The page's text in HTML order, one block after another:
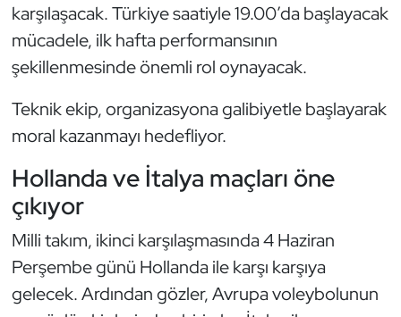
karşılaşacak. Türkiye saatiyle 19.00’da başlayacak
mücadele, ilk hafta performansının
şekillenmesinde önemli rol oynayacak.
Teknik ekip, organizasyona galibiyetle başlayarak
moral kazanmayı hedefliyor.
Hollanda ve İtalya maçları öne
çıkıyor
Milli takım, ikinci karşılaşmasında 4 Haziran
Perşembe günü Hollanda ile karşı karşıya
gelecek. Ardından gözler, Avrupa voleybolunun
Hentbol
İşitme Engelli Sporcular
Judo ve Kuraş
Karate
Kayak
Kempo